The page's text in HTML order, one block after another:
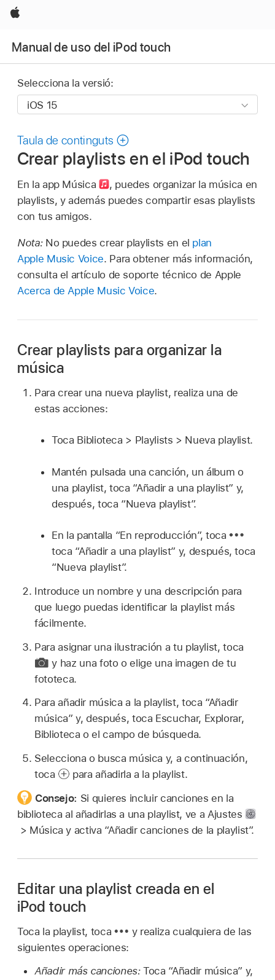
Apple
Manual de uso del iPod touch
Selecciona la versió:
Taula de continguts
Crear playlists en el iPod touch
En la app Música , puedes organizar la música en
playlists, y además puedes compartir esas playlists
con tus amigos.
Nota: No puedes crear playlists en el plan
Apple Music Voice. Para obtener más información,
consulta el artículo de soporte técnico de Apple
Acerca de Apple Music Voice.
Crear playlists para organizar la
música
Para crear una nueva playlist, realiza una de
estas acciones:
Toca Biblioteca > Playlists > Nueva playlist.
Mantén pulsada una canción, un álbum o
una playlist, toca “Añadir a una playlist” y,
después, toca “Nueva playlist”.
En la pantalla “En reproducción”, toca
toca “Añadir a una playlist” y, después, toca
“Nueva playlist”.
Introduce un nombre y una descripción para
que luego puedas identificar la playlist más
fácilmente.
Para asignar una ilustración a tu playlist, toca
y haz una foto o elige una imagen de tu
fototeca.
Para añadir música a la playlist, toca “Añadir
música” y, después, toca Escuchar, Explorar,
Biblioteca o el campo de búsqueda.
Selecciona o busca música y, a continuación,
toca
para añadirla a la playlist.
Consejo: Si quieres incluir canciones en la
biblioteca al añadirlas a una playlist, ve a Ajustes
> Música y activa “Añadir canciones de la playlist”.
Editar una playlist creada en el
iPod touch
Toca la playlist, toca
y realiza cualquiera de las
siguientes operaciones:
Añadir más canciones:Toca “Añadir música” y,